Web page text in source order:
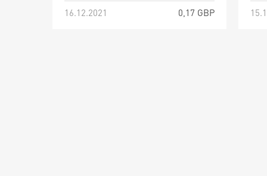
16.12.2021
0,17 GBP